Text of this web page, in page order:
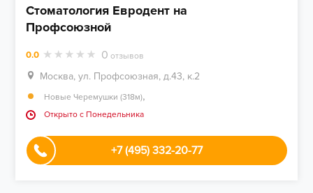
Стоматология Евродент на
Профсоюзной
0.0 0 отзывов
Москва, ул. Профсоюзная, д.43, к.2
Новые Черемушки (318м),
Открыто c Понедельника
+7 (495) 332-20-77